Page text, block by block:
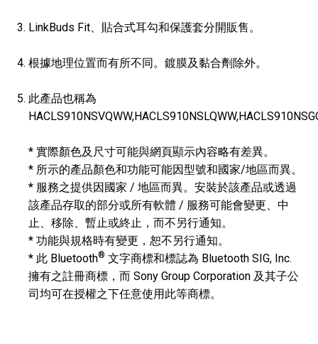
LinkBuds Fit、貼合式耳勾和保護套分開販售。
根據地理位置而有所不同。鍍膜及黏合劑除外。
此產品也稱為
* 實際顏色及尺寸可能與網頁顯示內容略有差異。
* 所示的產品顏色和功能可能因型號和國家/地區而異。
* 服務之提供因國家 / 地區而異。安裝於該產品或透過
該產品存取的部分或所有軟體 / 服務可能會變更、中
止、移除、暫止或終止，而不另行通知。
* 功能與規格時有變更，恕不另行通知。
* 此 Bluetooth® 文字商標和標誌為 Bluetooth SIG, Inc.
擁有之註冊商標，而 Sony Group Corporation 及其子公
司均可在授權之下任意使用此等商標。